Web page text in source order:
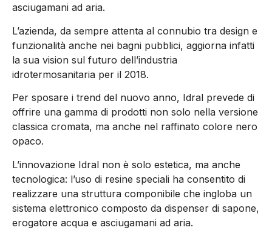
asciugamani ad aria.
L’azienda, da sempre attenta al connubio tra design e
funzionalità anche nei bagni pubblici, aggiorna infatti
la sua vision sul futuro dell’industria
idrotermosanitaria per il 2018.
Per sposare i trend del nuovo anno, Idral prevede di
offrire una gamma di prodotti non solo nella versione
classica cromata, ma anche nel raffinato colore nero
opaco.
L’innovazione Idral non è solo estetica, ma anche
tecnologica: l’uso di resine speciali ha consentito di
realizzare una struttura componibile che ingloba un
sistema elettronico composto da dispenser di sapone,
erogatore acqua e asciugamani ad aria.